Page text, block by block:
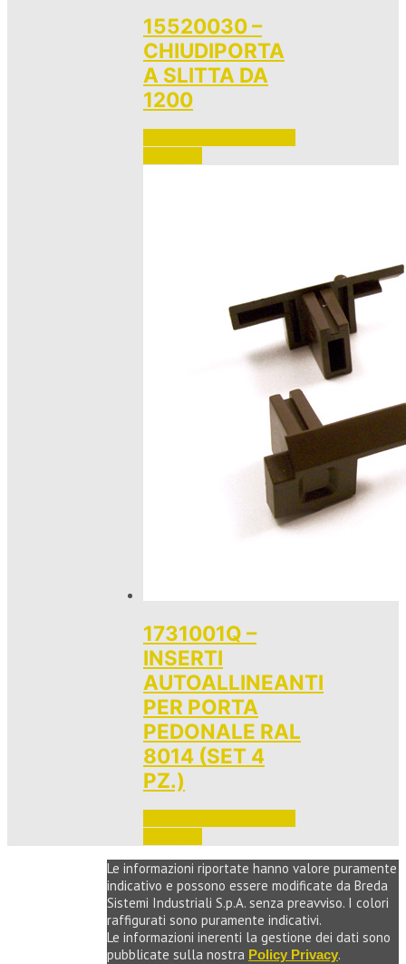
15520030 –
CHIUDIPORTA
A SLITTA DA
1200
1731001Q –
INSERTI
AUTOALLINEANTI
PER PORTA
PEDONALE RAL
8014 (SET 4
PZ.)
Le informazioni riportate hanno valore puramente
indicativo e possono essere modificate da Breda
Sistemi Industriali S.p.A. senza preavviso. I colori
raffigurati sono puramente indicativi.
Le informazioni inerenti la gestione dei dati sono
pubblicate sulla nostra Policy Privacy.